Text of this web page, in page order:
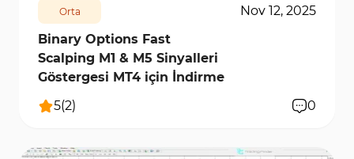
Orta
Nov 12, 2025
Binary Options Fast
Scalping M1 & M5 Sinyalleri
Göstergesi MT4 için İndirme
5(2) 0